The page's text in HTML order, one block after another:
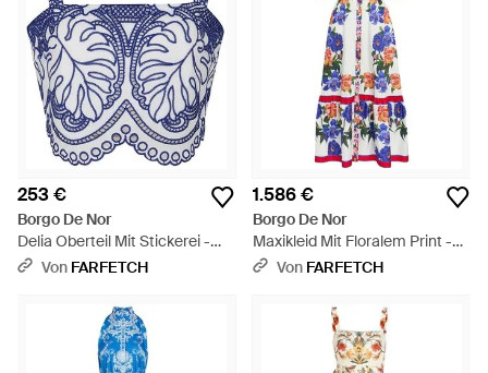
253 €
Borgo De Nor
Delia Oberteil Mit Stickerei -
BlauVon FARFETCH
1.586 €
Borgo De Nor
Maxikleid Mit Floralem Print -
WeißVon FARFETCH